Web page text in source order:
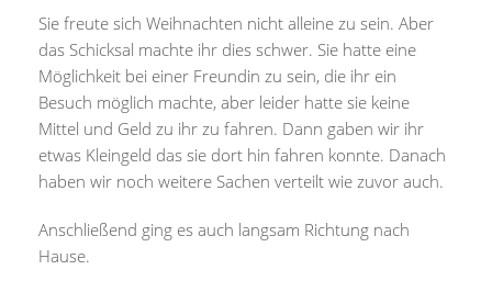
Sie freute sich Weihnachten nicht alleine zu sein. Aber
das Schicksal machte ihr dies schwer. Sie hatte eine
Möglichkeit bei einer Freundin zu sein, die ihr ein
Besuch möglich machte, aber leider hatte sie keine
Mittel und Geld zu ihr zu fahren. Dann gaben wir ihr
etwas Kleingeld das sie dort hin fahren konnte. Danach
haben wir noch weitere Sachen verteilt wie zuvor auch.
Anschließend ging es auch langsam Richtung nach
Hause.